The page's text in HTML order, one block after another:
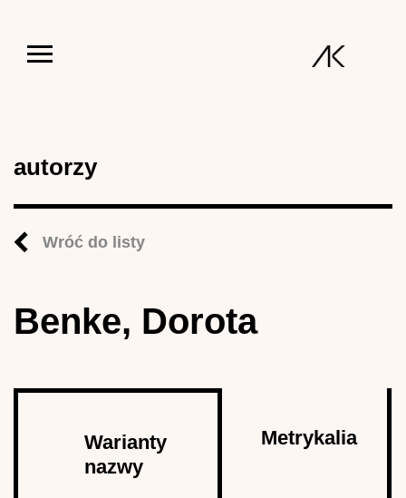
autorzy
Wróć do listy
Benke, Dorota
Warianty
nazwy
Metrykalia